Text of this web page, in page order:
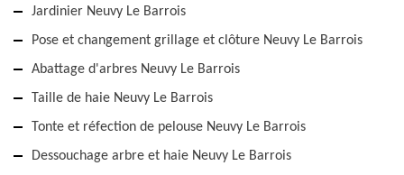
Jardinier Neuvy Le Barrois
Pose et changement grillage et clôture Neuvy Le Barrois
Abattage d'arbres Neuvy Le Barrois
Taille de haie Neuvy Le Barrois
Tonte et réfection de pelouse Neuvy Le Barrois
Dessouchage arbre et haie Neuvy Le Barrois